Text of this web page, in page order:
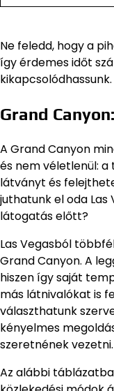
Ne feledd, hogy a
így érdemes időt
kikapcsolódhassunk.
Grand
A Grand Canyon
és nem véletlenül:
látványt és
juthatunk el oda Las
látogatás előtt?
Las Vegasból
Grand Canyon. A
hiszen így saját
más látnivalókat is
választhatunk
kényelmes
szeretnének vezetni.
Az alábbi